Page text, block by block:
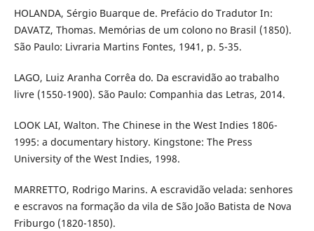
HOLANDA, Sérgio Buarque de. Prefácio do Tradutor In:
DAVATZ, Thomas. Memórias de um colono no Brasil (1850).
São Paulo: Livraria Martins Fontes, 1941, p. 5-35.
LAGO, Luiz Aranha Corrêa do. Da escravidão ao trabalho
livre (1550-1900). São Paulo: Companhia das Letras, 2014.
LOOK LAI, Walton. The Chinese in the West Indies 1806-
1995: a documentary history. Kingstone: The Press
University of the West Indies, 1998.
MARRETTO, Rodrigo Marins. A escravidão velada: senhores
e escravos na formação da vila de São João Batista de Nova
Friburgo (1820-1850).